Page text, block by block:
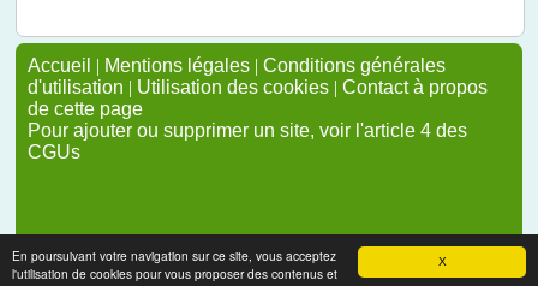
X
En poursuivant votre navigation sur ce site, vous acceptez
l'utilisation de cookies pour vous proposer des contenus et
Accueil | Mentions légales | Conditions générales
d'utilisation | Utilisation des cookies | Contact à propos
de cette page
Pour ajouter ou supprimer un site, voir l'article 4 des
CGUs